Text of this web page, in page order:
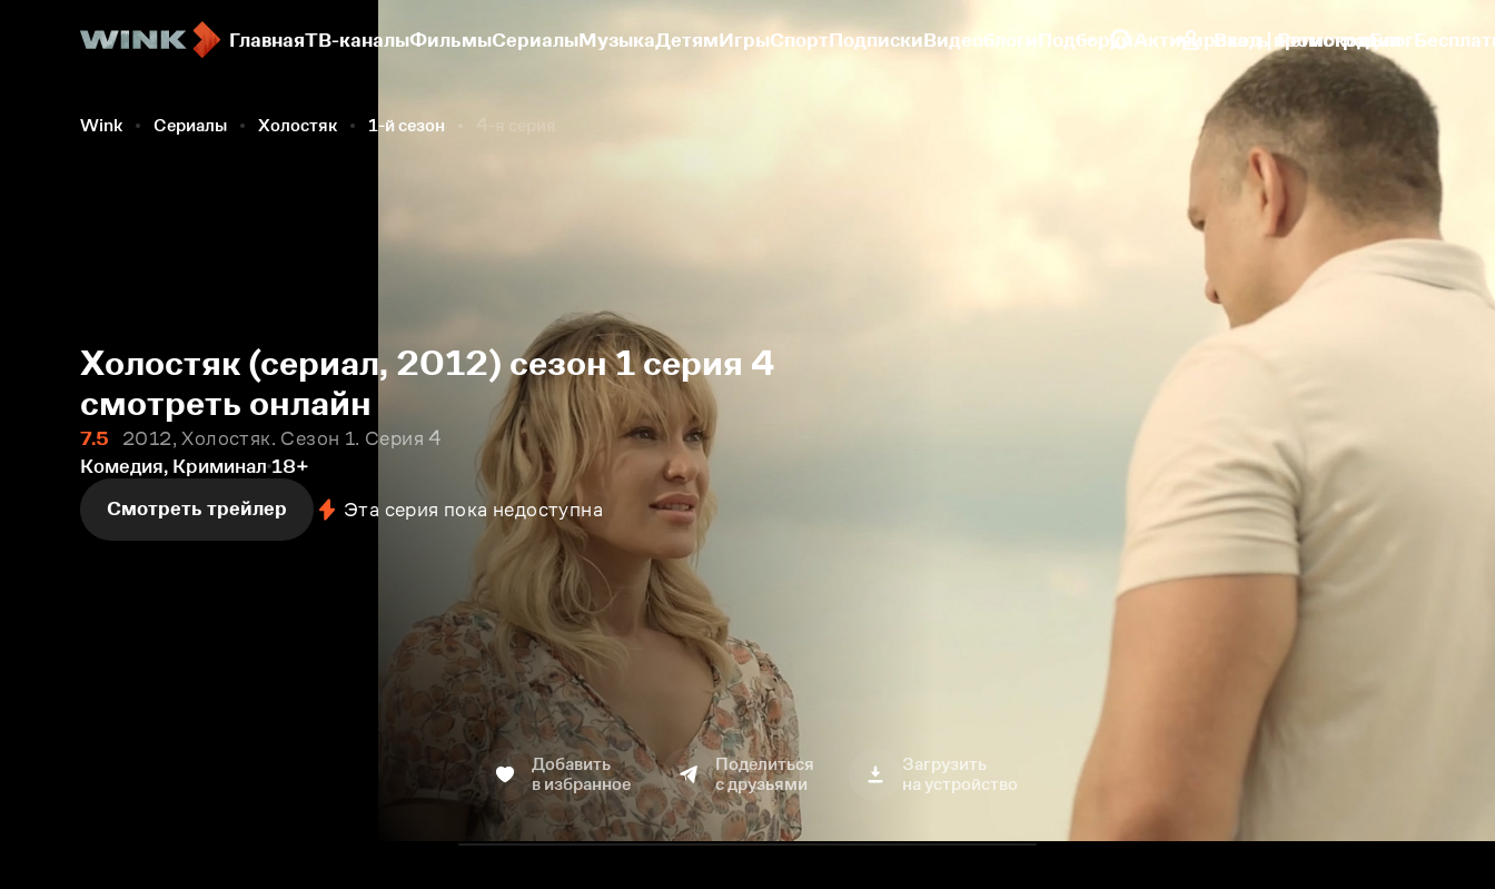
ГлавнаяТВ-каналыФильмыСериалыМузыкаДетямИгрыСпортПодпискиВидеоблоги ПодборкиАктивировать промокодБлог
Вход | Регистрация
Wink Сериалы Холостяк 1-й сезон
Холостяк (сериал, 2012) сезон 1 серия 4
смотреть онлайн
7.5
2012, Холостяк. Сезон 1. Серия 4
Комедия, Криминал 18+
Смотреть трейлер
Эта серия пока недоступна
Добавить
в избранное
Поделиться
с друзьями
Загрузить
на устройство